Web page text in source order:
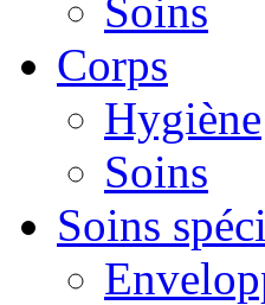
Soins
Corps
Hygiène
Soins
Soins